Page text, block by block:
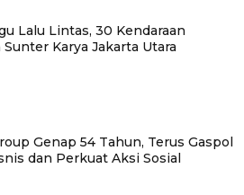
Lalu Lintas, 30 Kendaraan
Karya Jakarta Utara
Genap 54 Tahun, Terus Gaspol
dan Perkuat Aksi Sosial